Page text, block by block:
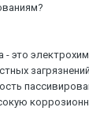
это